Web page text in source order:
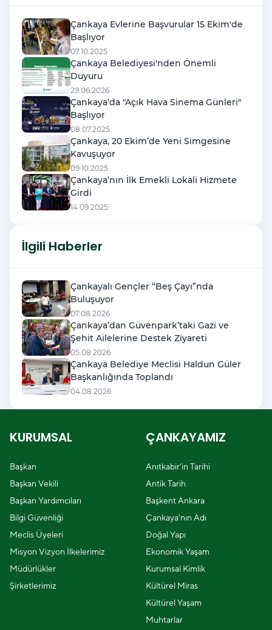
Çankaya Evlerine Başvurular 15 Ekim'de
Başlıyor
07.10.2025
Çankaya Belediyesi'nden Önemli
Duyuru
29.06.2026
Çankaya'da "Açık Hava Sinema Günleri"
Başlıyor
08.07.2025
Çankaya, 20 Ekim’de Yeni Simgesine
Kavuşuyor
09.10.2025
Çankaya’nın İlk Emekli Lokali Hizmete
Girdi
14.09.2025
İlgili Haberler
Çankayalı Gençler “Beş Çayı”nda
Buluşuyor
07.08.2026
Çankaya’dan Güvenpark’taki Gazi ve
Şehit Ailelerine Destek Ziyareti
05.08.2026
Çankaya Belediye Meclisi Haldun Güler
Başkanlığında Toplandı
04.08.2026
KURUMSAL
Başkan
Başkan Vekili
Başkan Yardımcıları
Bilgi Güvenliği
Meclis Üyeleri
Misyon Vizyon İlkelerimiz
Müdürlükler
Şirketlerimiz
ÇANKAYAMIZ
Anıtkabir'in Tarihi
Antik Tarih
Başkent Ankara
Çankaya'nın Adı
Doğal Yapı
Ekonomik Yaşam
Kurumsal Kimlik
Kültürel Miras
Kültürel Yaşam
Muhtarlar